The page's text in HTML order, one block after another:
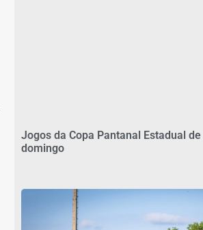
Jogos da Copa Pantanal Estadual
domingo